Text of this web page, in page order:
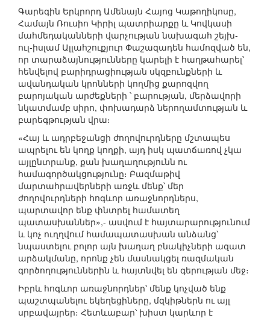
Գարեգին Երկրորդ Ամենայն Հայոց Կաթողիկոսը,
Համայն Ռուսիո Կիրիլ պատրիարքը և Կովկասի
մահմեդականների վարչության նախագահ շեյխ-
ուլ-իսլամ Ալլահշուքյուր Փաշազադեն համոզված են,
որ տարաձայնությունները կարելի է հաղթահարել՝
հենվելով բարիդրացիության սկզբունքների և
ավանդական կրոնների կողմից քարոզվող
բարոյական արժեքների ՝ բարության, մերձավորի
նկատմամբ սիրո, փոխադարձ ներողամտության և
բարեգթության վրա։
«Հայ և ադրբեջանցի ժողովուրդները մշտապես
ապրելու են կողք կողքի, այդ իսկ պատճառով չկա
այլընտրանք, քան խաղաղությունն ու
համագործակցությունը։ Բազմաթիվ
մարտահրավերների առջև մենք՝ մեր
ժողովուրդների հոգևոր առաջնորդներս,
պարտավոր ենք փնտրել համատեղ
պատասխաններ»,- ասվում է հայտարարությունում
և կոչ ուղղվում համապատասխան անձանց՝
նպաստելու բոլոր այն խաղաղ բնակիչների ազատ
արձակմանը, որոնք չեն մասնակցել ռազմական
գործողություններին և հայտնվել են գերության մեջ։
Իբրև հոգևոր առաջնորդներ՝ մենք կոչված ենք
պաշտպանելու եկեղեցիները, մզկիթներն ու այլ
սրբավայրեր։ Հետևաբար՝ խիստ կարևոր է